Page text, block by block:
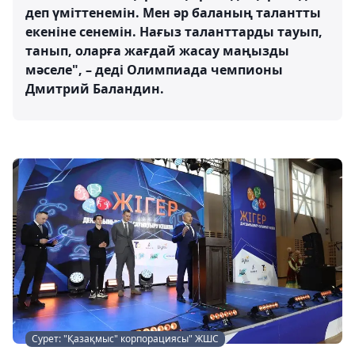
деп үміттенемін. Мен әр баланың талантты
екеніне сенемін. Нағыз таланттарды тауып,
танып, оларға жағдай жасау маңызды
мәселе", – деді Олимпиада чемпионы
Дмитрий Баландин.
Сурет: "Қазақмыс" корпорациясы" ЖШС